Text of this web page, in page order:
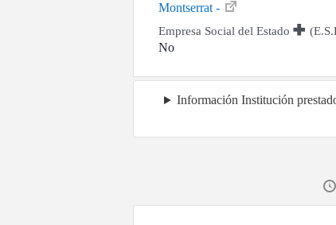
Montserrat -
Empresa Social del Estado
No
Información Institución